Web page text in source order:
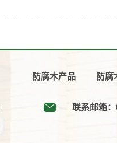
防腐木产品 防腐
联系邮箱